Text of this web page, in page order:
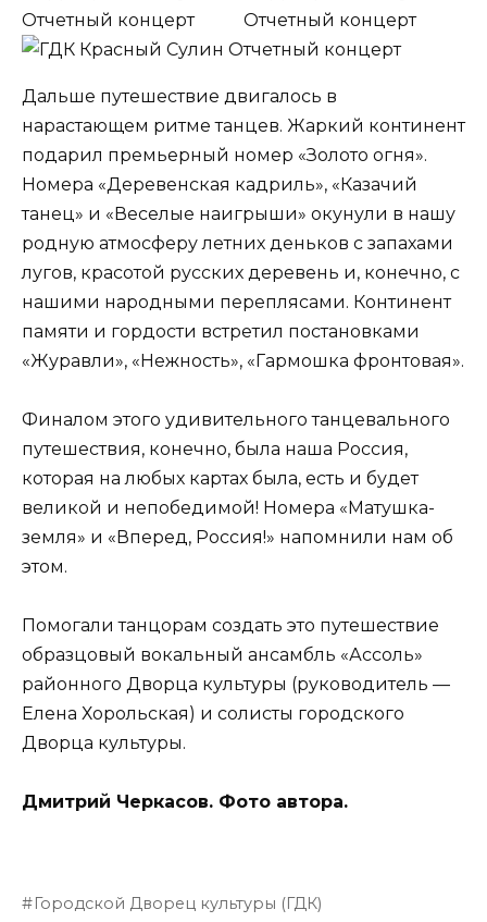
Дальше путешествие двигалось в
нарастающем ритме танцев. Жаркий континент
подарил премьерный номер «Золото огня».
Номера «Деревенская кадриль», «Казачий
танец» и «Веселые наигрыши» окунули в нашу
родную атмосферу летних деньков с запахами
лугов, красотой русских деревень и, конечно, с
нашими народными переплясами. Континент
памяти и гордости встретил постановками
«Журавли», «Нежность», «Гармошка фронтовая».
Финалом этого удивительного танцевального
путешествия, конечно, была наша Россия,
которая на любых картах была, есть и будет
великой и непобедимой! Номера «Матушка-
земля» и «Вперед, Россия!» напомнили нам об
этом.
Помогали танцорам создать это путешествие
образцовый вокальный ансамбль «Ассоль»
районного Дворца культуры (руководитель —
Елена Хорольская) и солисты городского
Дворца культуры.
Дмитрий Черкасов. Фото автора.
Городской Дворец культуры (ГДК)